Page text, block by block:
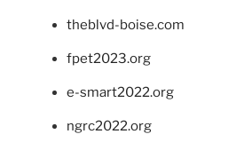
theblvd-boise.com
fpet2023.org
e-smart2022.org
ngrc2022.org